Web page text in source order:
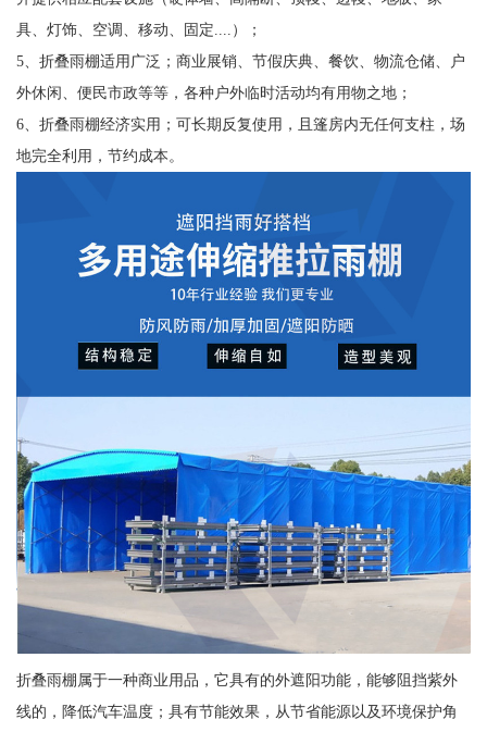
具、灯饰、空调、移动、固定....）；
5、折叠雨棚适用广泛；商业展销、节假庆典、餐饮、物流仓储、户
外休闲、便民市政等等，各种户外临时活动均有用物之地；
6、折叠雨棚经济实用；可长期反复使用，且篷房内无任何支柱，场
地完全利用，节约成本。
折叠雨棚属于一种商业用品，它具有的外遮阳功能，能够阻挡紫外
线的，降低汽车温度；具有节能效果，从节省能源以及环境保护角